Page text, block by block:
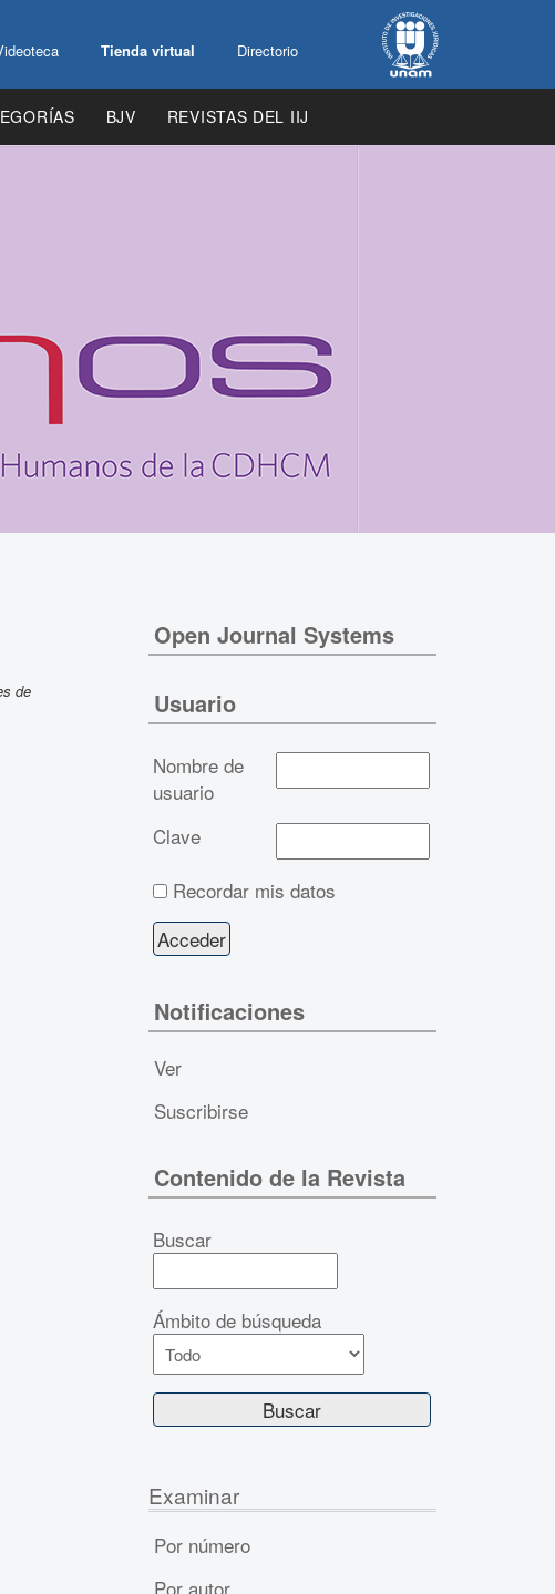
Tienda virtual Directorio
BJV REVISTAS DEL IIJ
de
Open Journal Systems
Usuario
Nombre de
usuario
Clave
Recordar mis datos
Notificaciones
Ver
Suscribirse
Contenido de la Revista
Buscar
Ámbito de búsqueda
Examinar
Por número
Por autor